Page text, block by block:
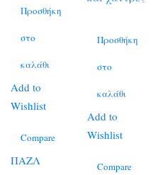
Προσθήκη
στο
καλάθι
Add to
Wishlist
Compare
ΠΑΖΛ
Προσθήκη
στο
καλάθι
Add to
Wishlist
Compare